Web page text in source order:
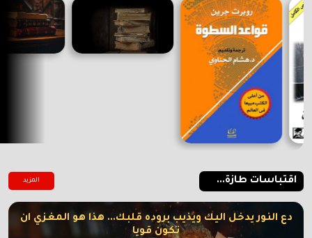
اقتباسات طازة... المزيد
دع النور يدخل اليك ويذيب بروده قلبك... هذا هو المغزي ان
تكون قويا